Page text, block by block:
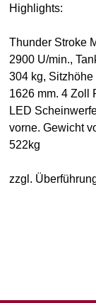
Highlights:
Thunder Stroke
2900 U/min.,
304 kg,
1626 mm. 4 Zoll
LED
vorne. Gewicht
522kg
zzgl.